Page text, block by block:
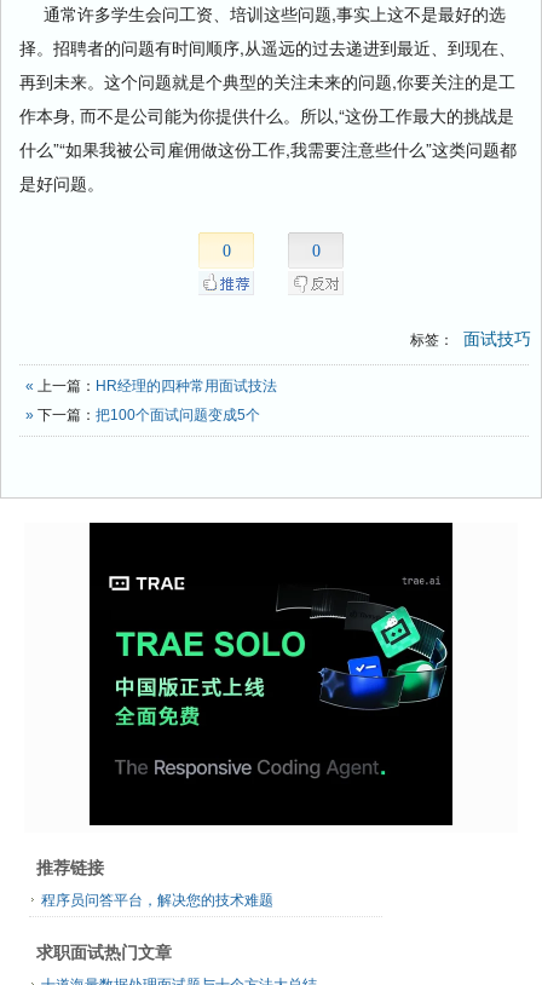
通常许多学生会问工资、培训这些问题,事实上这不是最好的选
择。招聘者的问题有时间顺序,从遥远的过去递进到最近、到现在、
再到未来。这个问题就是个典型的关注未来的问题,你要关注的是工
作本身, 而不是公司能为你提供什么。所以,“这份工作最大的挑战是
什么”“如果我被公司雇佣做这份工作,我需要注意些什么”这类问题都
是好问题。
0 0
标签： 面试技巧
« 上一篇： HR经理的四种常用面试技法
» 下一篇： 把100个面试问题变成5个
推荐链接
程序员问答平台，解决您的技术难题
求职面试热门文章